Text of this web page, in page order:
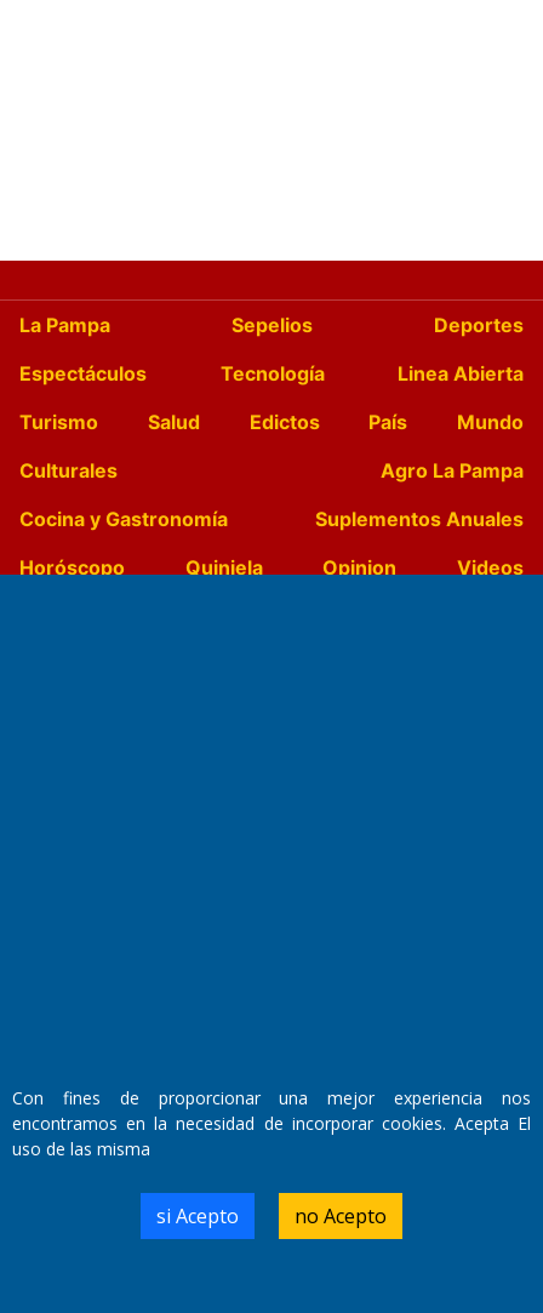
La Pampa Sepelios
Deportes
Espectáculos
Tecnología
Linea Abierta
Turismo
Salud Edictos País
Mundo
Culturales
Agro La Pampa
Cocina y Gastronomía
Suplementos Anuales
Horóscopo
Quiniela Opinion
Videos
Primera edición: Domingo 3 de Mayo de 1992
Miembro de ADIRA,ADEPA y CPPAL
Propietario: El Diario SRL
Walter René Goñi
Con fines de proporcionar una mejor experiencia nos
encontramos en la necesidad de incorporar cookies. Acepta El
uso de las misma
si Acepto no Acepto